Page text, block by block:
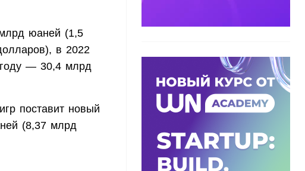
юаней (1,5
в 2022
— 30,4 млрд
поставит новый
(8,37 млрд